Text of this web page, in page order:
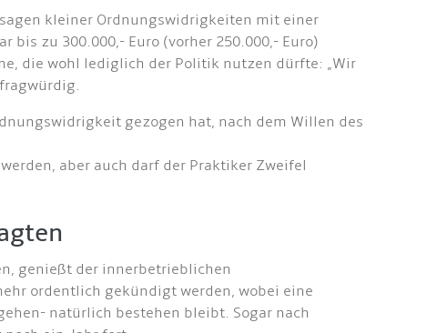
kleiner Ordnungswidrigkeiten mit einer
zu 300.000,- Euro (vorher 250.000,- Euro)
die wohl lediglich der Politik nutzen dürfte: „Wir
gezogen hat, nach dem Willen des
aber auch darf der Praktiker Zweifel
genießt der innerbetrieblichen
ordentlich gekündigt werden, wobei eine
natürlich bestehen bleibt. Sogar nach